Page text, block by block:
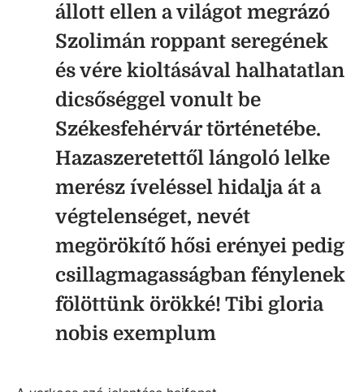
állott ellen a világot megrázó
Szolimán roppant seregének
és vére kioltásával halhatatlan
dicsőséggel vonult be
Székesfehérvár történetébe.
Hazaszeretettől lángoló lelke
merész íveléssel hidalja át a
végtelenséget, nevét
megörökítő hősi erényei pedig
csillagmagasságban fénylenek
fölöttünk örökké! Tibi gloria
nobis exemplum